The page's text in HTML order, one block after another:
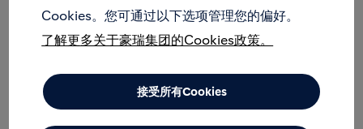
高达200MPA的超高强度以及高流动性，通过预制可以
扁平，轻薄
的蕾丝网状立面，阳光透过网状间隙形
成涟漪般阴影，与蔚蓝的大海，天空以及周围环境相互交
调，千变万化。
Cookies。您可通过以下选项管理您的偏好。
了解更多关于豪瑞集团的Cookies政策。
接受所有Cookies